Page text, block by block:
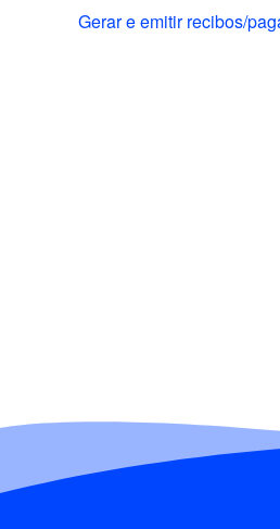
Gerar e emitir recibos/